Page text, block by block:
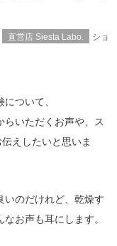
直営店 Siesta Labo.
ショ
ついて、
らいただくお声や、ス
えしたいと思いま
いのだけれど、乾燥す
お声も耳にします。